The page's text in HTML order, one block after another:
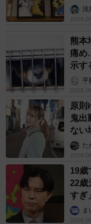
浅
熊本
痛め
示す
平
原則
鬼
ない
スト
た
19歳
22歳
すぎ」
ま